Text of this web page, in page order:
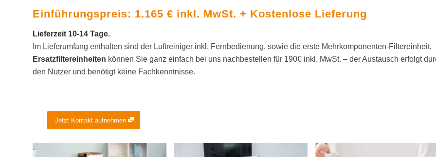
Einführungspreis: 1.165 € inkl. MwSt. + Kostenlose Lieferung
Lieferzeit 10-14 Tage.
Im Lieferumfang enthalten sind der Luftreiniger inkl. Fernbedienung, sowie die erste Mehrkomponenten-Filtereinheit.
Ersatzfiltereinheiten können Sie ganz einfach bei uns nachbestellen für 190€ inkl. MwSt. – der Austausch erfolgt
den Nutzer und benötigt keine Fachkenntnisse.
Jetzt Kontakt aufnehmen